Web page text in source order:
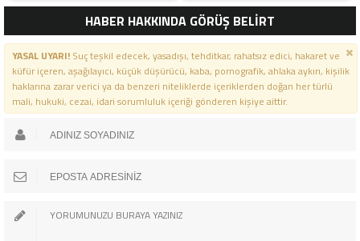
HABER HAKKINDA GÖRÜŞ BELİRT
YASAL UYARI!Suç teşkil edecek, yasadışı, tehditkar, rahatsız edici, hakaret ve
küfür içeren, aşağılayıcı, küçük düşürücü, kaba, pornografik, ahlaka aykırı, kişilik
haklarına zarar verici ya da benzeri niteliklerde içeriklerden doğan her türlü
mali, hukuki, cezai, idari sorumluluk içeriği gönderen kişiye aittir.